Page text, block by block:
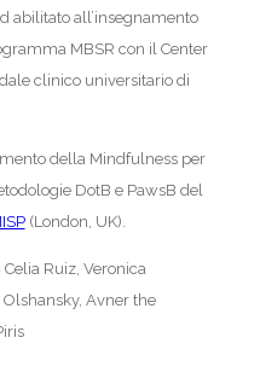
abilitato all’insegnamento
MBSR con il Center
clinico universitario di
della Mindfulness per
DotB e PawsB del
(London, UK).
Ruiz, Veronica
Avner the